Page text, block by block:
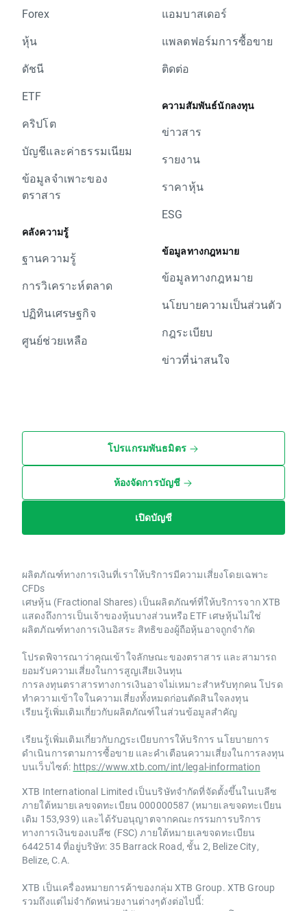
Forex
หุ้น
ดัชนี
ETF
คริปโต
บัญชีและค่าธรรมเนียม
ข้อมูลจำเพาะของ
ตราสาร
คลังความรู้
ฐานความรู้
การวิเคราะห์ตลาด
ปฏิทินเศรษฐกิจ
ศูนย์ช่วยเหลือ
แอมบาสเดอร์
แพลตฟอร์มการซื้อขาย
ติดต่อ
ความสัมพันธ์นักลงทุน
ข่าวสาร
รายงาน
ราคาหุ้น
ESG
ข้อมูลทางกฎหมาย
ข้อมูลทางกฎหมาย
นโยบายความเป็นส่วนตัว
กฎระเบียบ
ข่าวที่น่าสนใจ
โปรแกรมพันธมิตร
ห้องจัดการบัญชี
เปิดบัญชี
ผลิตภัณฑ์ทางการเงินที่เราให้บริการมีความเสี่ยงโดยเฉพาะ
CFDs
เศษหุ้น (Fractional Shares) เป็นผลิตภัณฑ์ที่ให้บริการจาก XTB
แสดงถึงการเป็นเจ้าของหุ้นบางส่วนหรือ ETF เศษหุ้นไม่ใช่
ผลิตภัณฑ์ทางการเงินอิสระ สิทธิของผู้ถือหุ้นอาจถูกจำกัด
โปรดพิจารณาว่าคุณเข้าใจลักษณะของตราสาร และสามารถ
ยอมรับความเสี่ยงในการสูญเสียเงินทุน
การลงทุนตราสารทางการเงินอาจไม่เหมาะสำหรับทุกคน โปรด
ทำความเข้าใจในความเสี่ยงทั้งหมดก่อนตัดสินใจลงทุน
เรียนรู้เพิ่มเติมเกี่ยวกับผลิตภัณฑ์ในส่วนข้อมูลสำคัญ
เรียนรู้เพิ่มเติมเกี่ยวกับกฎระเบียบการให้บริการ นโยบายการ
ดำเนินการตามการซื้อขาย และคำเตือนความเสี่ยงในการลงทุน
บนเว็บไซต์: https://www.xtb.com/int/legal-information
XTB International Limited เป็นบริษัทจำกัดที่จัดตั้งขึ้นในเบลีซ
ภายใต้หมายเลขจดทะเบียน 000000587 (หมายเลขจดทะเบียน
เดิม 153,939) และได้รับอนุญาตจากคณะกรรมการบริการ
ทางการเงินของเบลีซ (FSC) ภายใต้หมายเลขจดทะเบียน
6442514 ที่อยู่บริษัท: 35 Barrack Road, ชั้น 2, Belize City,
Belize, C.A.
XTB เป็นเครื่องหมายการค้าของกลุ่ม XTB Group. XTB Group
รวมถึงแต่ไม่จำกัดหน่วยงานต่างๆดังต่อไปนี้: